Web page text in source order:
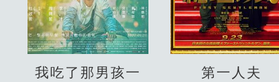
我吃了那男孩一
第一人夫